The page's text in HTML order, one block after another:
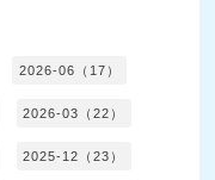
2026-06（17）
2026-03（22）
2025-12（23）